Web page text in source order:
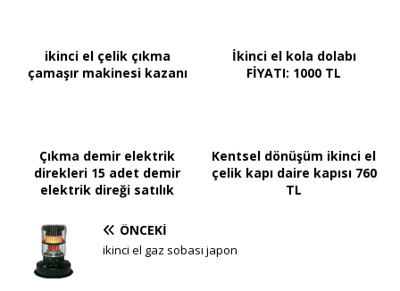
ikinci el çelik çıkma
çamaşır makinesi kazanı
İkinci el kola dolabı
FİYATI: 1000 TL
Çıkma demir elektrik
direkleri 15 adet demir
elektrik direği satılık
Kentsel dönüşüm ikinci el
çelik kapı daire kapısı 760
TL
ÖNCEKI
ikinci el gaz sobası japon